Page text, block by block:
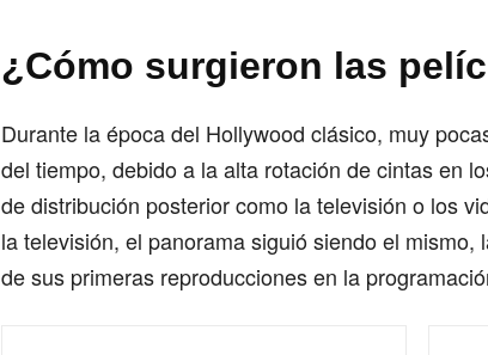
¿Cómo surgieron las
Durante la época del Hollywood clásico, muy
del tiempo, debido a la alta rotación de cintas en
de distribución posterior como la televisión o los
la televisión, el panorama siguió siendo el
de sus primeras reproducciones en la